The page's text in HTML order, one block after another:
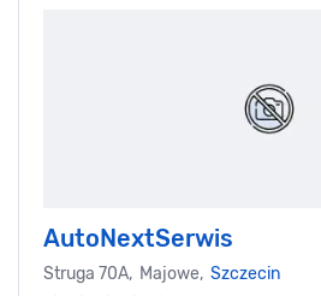
AutoNextSerwis
Struga 70A, Majowe, Szczecin